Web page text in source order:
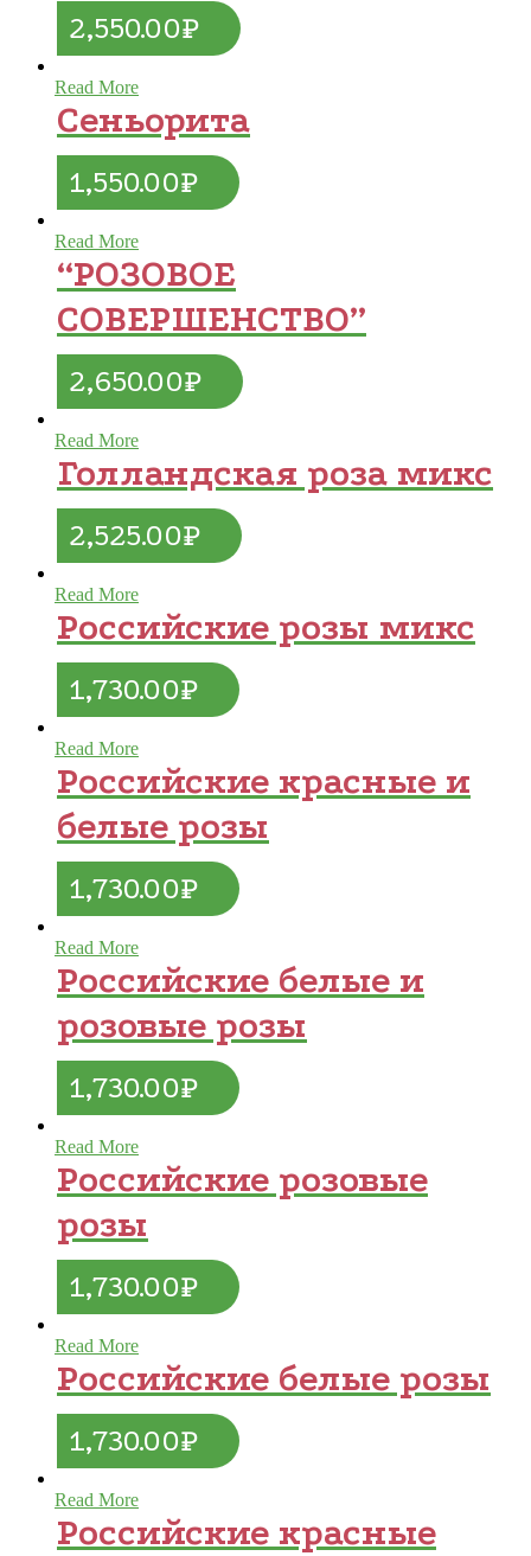
2,550.00₽
Read More
Сеньорита
1,550.00₽
Read More
“РОЗОВОЕ
СОВЕРШЕНСТВО”
2,650.00₽
Read More
Голландская роза микс
2,525.00₽
Read More
Российские розы микс
1,730.00₽
Read More
Российские красные и
белые розы
1,730.00₽
Read More
Российские белые и
розовые розы
1,730.00₽
Read More
Российские розовые
розы
1,730.00₽
Read More
Российские белые розы
1,730.00₽
Read More
Российские красные